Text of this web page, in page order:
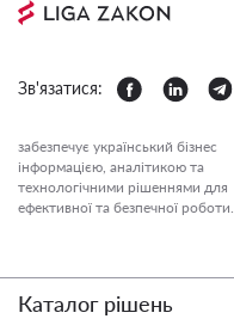
Зв'язатися:
забезпечує український бізнес
інформацією, аналітикою та
технологічними рішеннями для
ефективної та безпечної роботи.
Каталог рішень